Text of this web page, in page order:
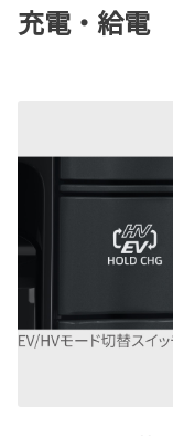
充電・給電